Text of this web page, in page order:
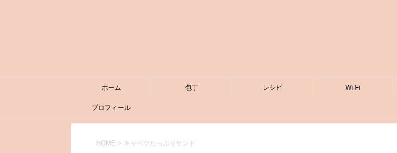
ホーム 包丁 レシピ Wi-Fi
プロフィール
HOME > キャベツたっぷりサンド